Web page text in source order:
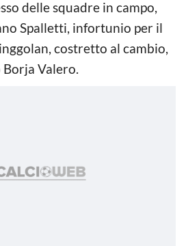
delle squadre in campo,
Spalletti, infortunio per il
costretto al cambio,
Valero.